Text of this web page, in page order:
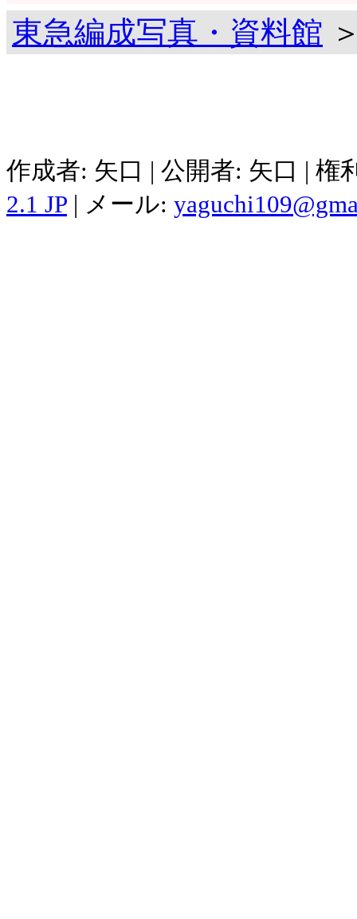
東急編成写真・資料館
作成者: 矢口 | 公開者: 矢口 |
2.1 JP | メール: